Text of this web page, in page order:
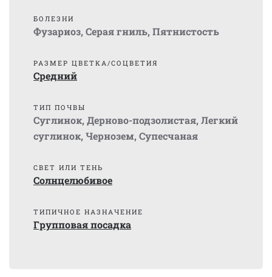
БОЛЕЗНИ
Фузариоз, Серая гниль, Пятнистость
РАЗМЕР ЦВЕТКА/СОЦВЕТИЯ
Средний
ТИП ПОЧВЫ
Суглинок, Дерново-подзолистая, Легкий
суглинок, Чернозем, Супесчаная
СВЕТ ИЛИ ТЕНЬ
Солнцелюбивое
ТИПИЧНОЕ НАЗНАЧЕНИЕ
Групповая посадка